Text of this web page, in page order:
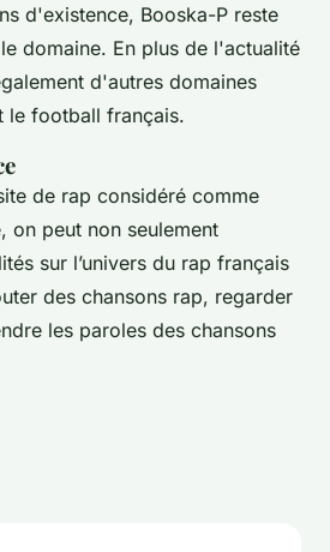
d'existence, Booska-P reste
domaine. En plus de l'actualité
d'autres domaines
le football français.
de rap considéré comme
on peut non seulement
sur l’univers du rap français
des chansons rap, regarder
les paroles des chansons